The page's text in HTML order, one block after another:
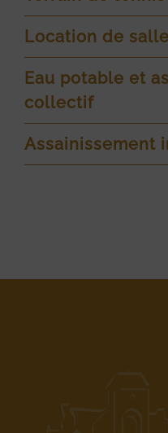
Location de
Eau potable et
collectif
Assainissement